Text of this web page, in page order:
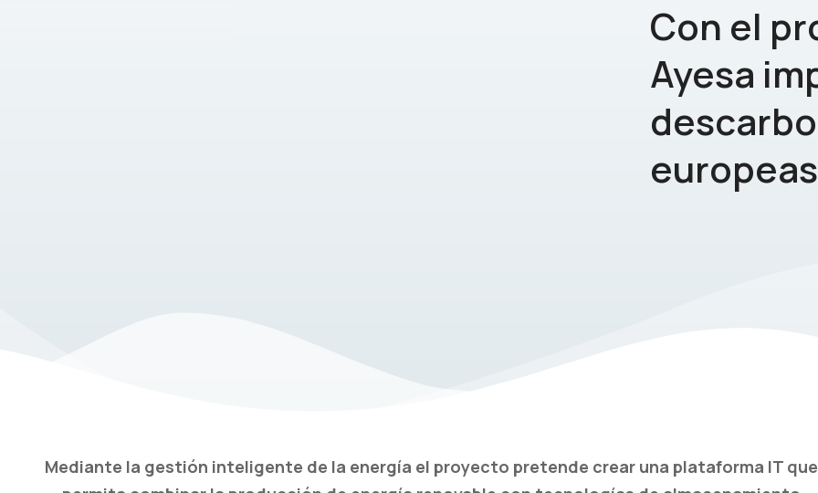
Con el
Ayesa
europeas
Mediante la gestión inteligente de la energía el proyecto pretende crear una plataforma IT que